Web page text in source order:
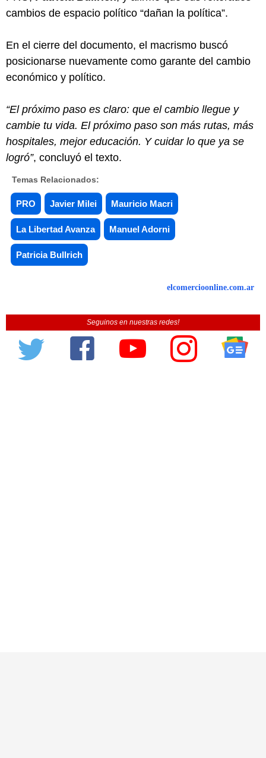
cambios de espacio político “dañan la política”.
En el cierre del documento, el macrismo buscó
posicionarse nuevamente como garante del cambio
económico y político.
“El próximo paso es claro: que el cambio llegue y
cambie tu vida. El próximo paso son más rutas, más
hospitales, mejor educación. Y cuidar lo que ya se
logró”, concluyó el texto.
Temas Relacionados:
PRO Javier Milei Mauricio Macri
La Libertad Avanza Manuel Adorni
Patricia Bullrich
elcomercioonline.com.ar
Seguinos en nuestras redes!